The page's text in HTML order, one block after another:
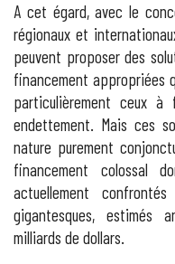
A cet égard, avec le
régionaux et
peuvent proposer des
financement appropriées
particulièrement ceux à
endettement. Mais ces
nature purement
financement colossal
actuellement
gigantesques, estimés
milliards de dollars.